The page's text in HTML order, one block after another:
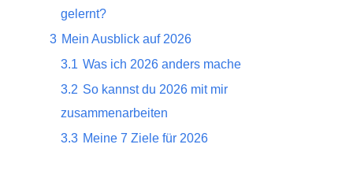
gelernt?
3 Mein Ausblick auf 2026
3.1 Was ich 2026 anders mache
3.2 So kannst du 2026 mit mir
zusammenarbeiten
3.3 Meine 7 Ziele für 2026